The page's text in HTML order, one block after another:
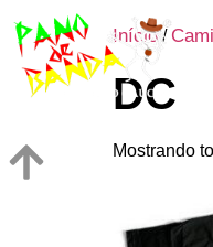
Início/
DC
Mostrando